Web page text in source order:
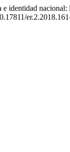
identidad